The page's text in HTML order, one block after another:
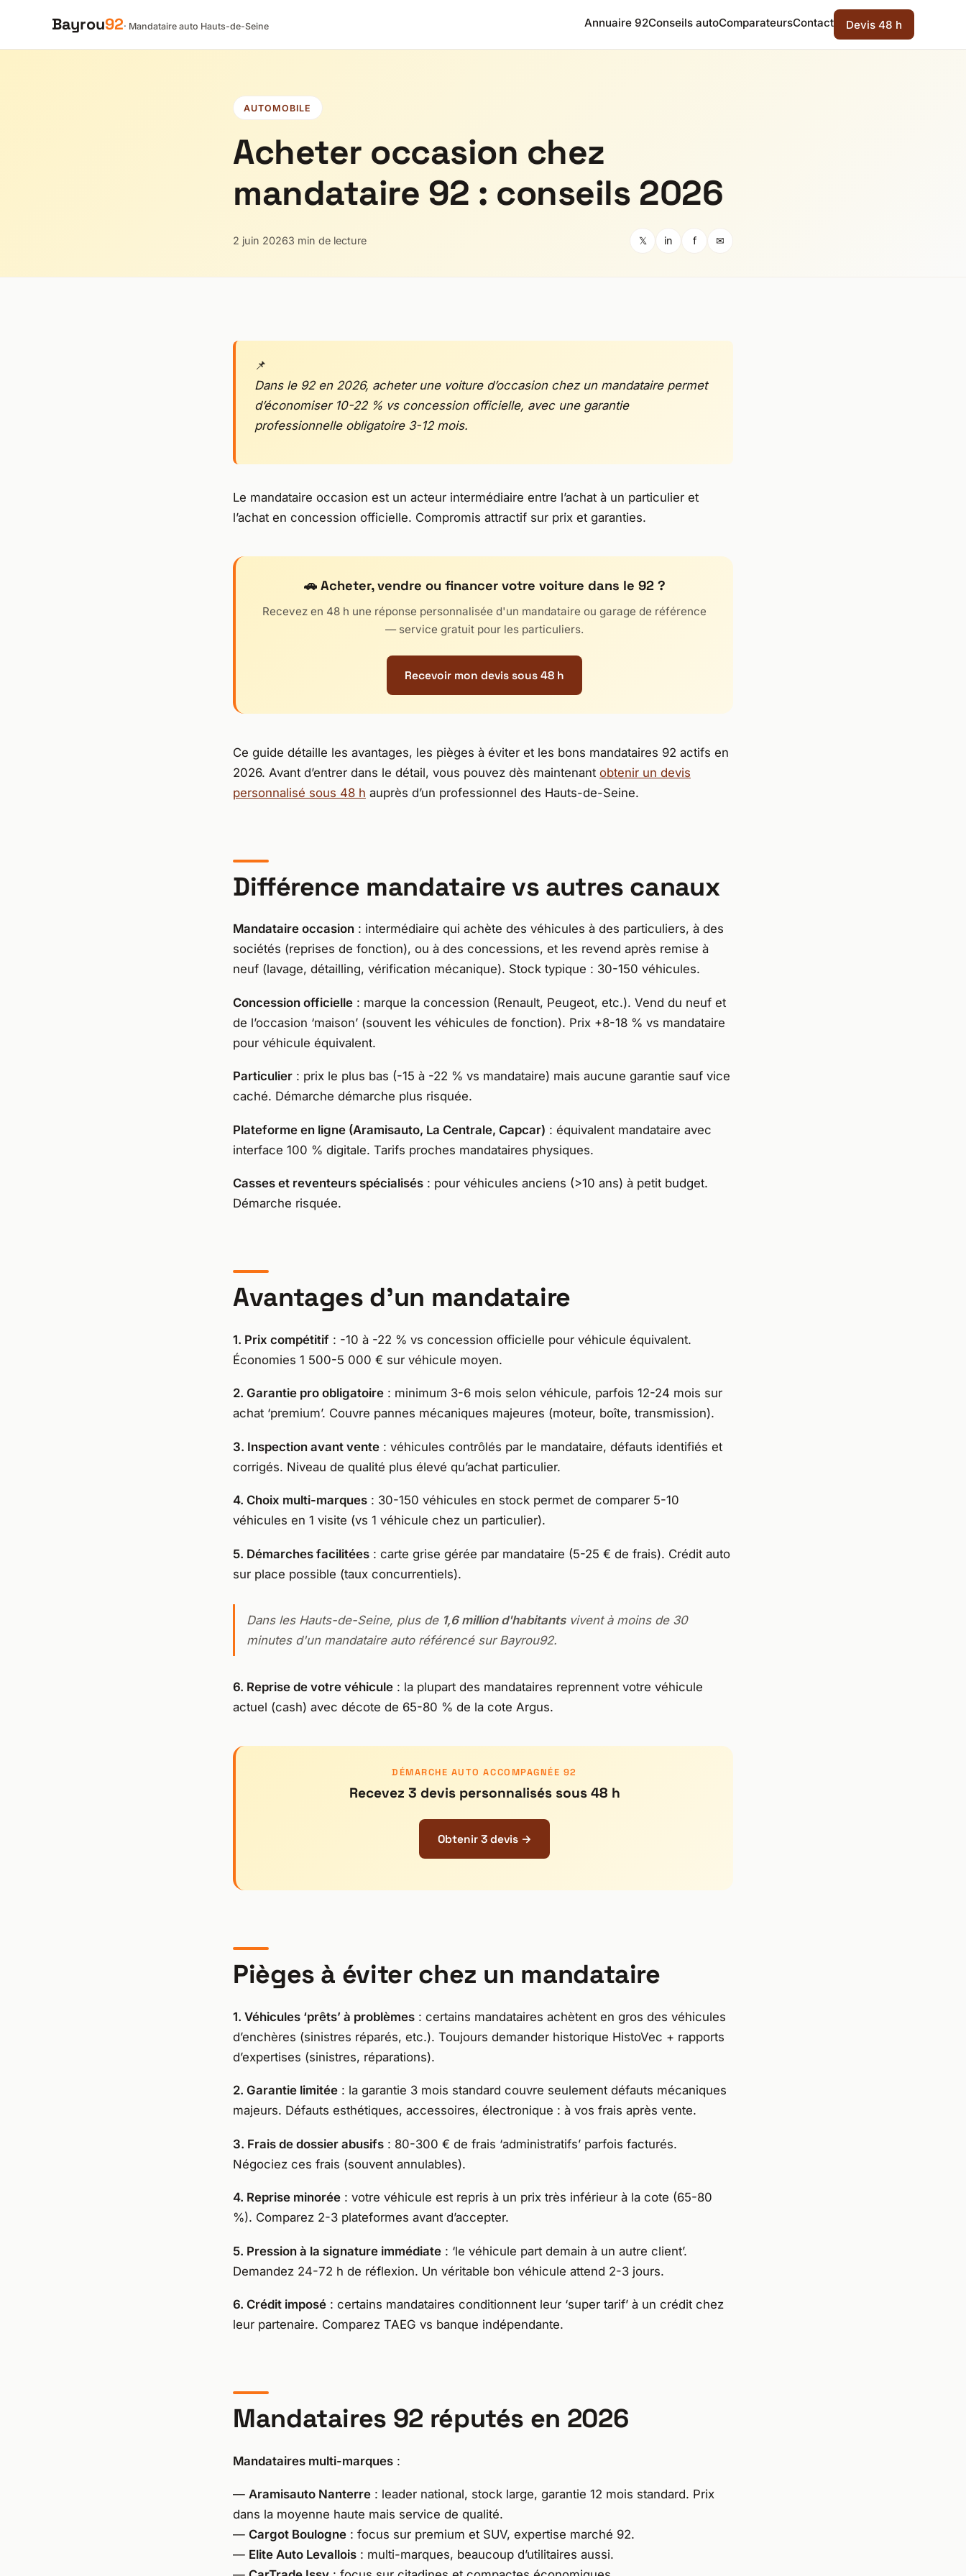
Bayrou92· Mandataire auto Hauts-de-Seine Annuaire 92Conseils autoComparateursContact Devis 48 h
AUTOMOBILE
Acheter occasion chez
mandataire 92 : conseils 2026
2 juin 20263 min de lecture 𝕏 in f ✉
Dans le 92 en 2026, acheter une voiture d’occasion chez un mandataire permet
d’économiser 10-22 % vs concession officielle, avec une garantie
professionnelle obligatoire 3-12 mois.
Le mandataire occasion est un acteur intermédiaire entre l’achat à un particulier et
l’achat en concession officielle. Compromis attractif sur prix et garanties.
🚗 Acheter, vendre ou financer votre voiture dans le 92 ?
Recevez en 48 h une réponse personnalisée d'un mandataire ou garage de référence
— service gratuit pour les particuliers.
Recevoir mon devis sous 48 h
Ce guide détaille les avantages, les pièges à éviter et les bons mandataires 92 actifs en
2026. Avant d’entrer dans le détail, vous pouvez dès maintenant obtenir un devis
personnalisé sous 48 h auprès d’un professionnel des Hauts-de-Seine.
Différence mandataire vs autres canaux
Mandataire occasion : intermédiaire qui achète des véhicules à des particuliers, à des
sociétés (reprises de fonction), ou à des concessions, et les revend après remise à
neuf (lavage, détailling, vérification mécanique). Stock typique : 30-150 véhicules.
Concession officielle : marque la concession (Renault, Peugeot, etc.). Vend du neuf et
de l’occasion ‘maison’ (souvent les véhicules de fonction). Prix +8-18 % vs mandataire
pour véhicule équivalent.
Particulier : prix le plus bas (-15 à -22 % vs mandataire) mais aucune garantie sauf vice
caché. Démarche démarche plus risquée.
Plateforme en ligne (Aramisauto, La Centrale, Capcar) : équivalent mandataire avec
interface 100 % digitale. Tarifs proches mandataires physiques.
Casses et reventeurs spécialisés : pour véhicules anciens (>10 ans) à petit budget.
Démarche risquée.
Avantages d’un mandataire
1. Prix compétitif : -10 à -22 % vs concession officielle pour véhicule équivalent.
Économies 1 500-5 000 € sur véhicule moyen.
2. Garantie pro obligatoire : minimum 3-6 mois selon véhicule, parfois 12-24 mois sur
achat ‘premium’. Couvre pannes mécaniques majeures (moteur, boîte, transmission).
3. Inspection avant vente : véhicules contrôlés par le mandataire, défauts identifiés et
corrigés. Niveau de qualité plus élevé qu’achat particulier.
4. Choix multi-marques : 30-150 véhicules en stock permet de comparer 5-10
véhicules en 1 visite (vs 1 véhicule chez un particulier).
5. Démarches facilitées : carte grise gérée par mandataire (5-25 € de frais). Crédit auto
sur place possible (taux concurrentiels).
Dans les Hauts-de-Seine, plus de 1,6 million d'habitantsvivent à moins de 30
minutes d'un mandataire auto référencé sur Bayrou92.
6. Reprise de votre véhicule : la plupart des mandataires reprennent votre véhicule
actuel (cash) avec décote de 65-80 % de la cote Argus.
DÉMARCHE AUTO ACCOMPAGNÉE 92
Recevez 3 devis personnalisés sous 48 h
Obtenir 3 devis →
Pièges à éviter chez un mandataire
1. Véhicules ‘prêts’ à problèmes : certains mandataires achètent en gros des véhicules
d’enchères (sinistres réparés, etc.). Toujours demander historique HistoVec + rapports
d’expertises (sinistres, réparations).
2. Garantie limitée : la garantie 3 mois standard couvre seulement défauts mécaniques
majeurs. Défauts esthétiques, accessoires, électronique : à vos frais après vente.
3. Frais de dossier abusifs : 80-300 € de frais ‘administratifs’ parfois facturés.
Négociez ces frais (souvent annulables).
4. Reprise minorée : votre véhicule est repris à un prix très inférieur à la cote (65-80
%). Comparez 2-3 plateformes avant d’accepter.
5. Pression à la signature immédiate : ‘le véhicule part demain à un autre client’.
Demandez 24-72 h de réflexion. Un véritable bon véhicule attend 2-3 jours.
6. Crédit imposé : certains mandataires conditionnent leur ‘super tarif’ à un crédit chez
leur partenaire. Comparez TAEG vs banque indépendante.
Mandataires 92 réputés en 2026
Mandataires multi-marques :
— Aramisauto Nanterre : leader national, stock large, garantie 12 mois standard. Prix
dans la moyenne haute mais service de qualité.
— Cargot Boulogne : focus sur premium et SUV, expertise marché 92.
— Elite Auto Levallois : multi-marques, beaucoup d’utilitaires aussi.